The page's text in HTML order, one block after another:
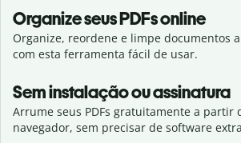
Organize seus PDFs online
Organize, reordene e limpe documentos
com esta ferramenta fácil de usar.
Sem instalação ou assinatura
Arrume seus PDFs gratuitamente a partir
navegador, sem precisar de software